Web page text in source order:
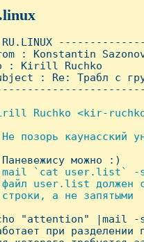
: Konstantin
: Kirill Ruchko
: Re: Трабл с
Ruchko <kir-
позорь каунасский
можно :)
mail `cat user.list` -s
user.list должен
а не запятыми
"attention" |mail -
при